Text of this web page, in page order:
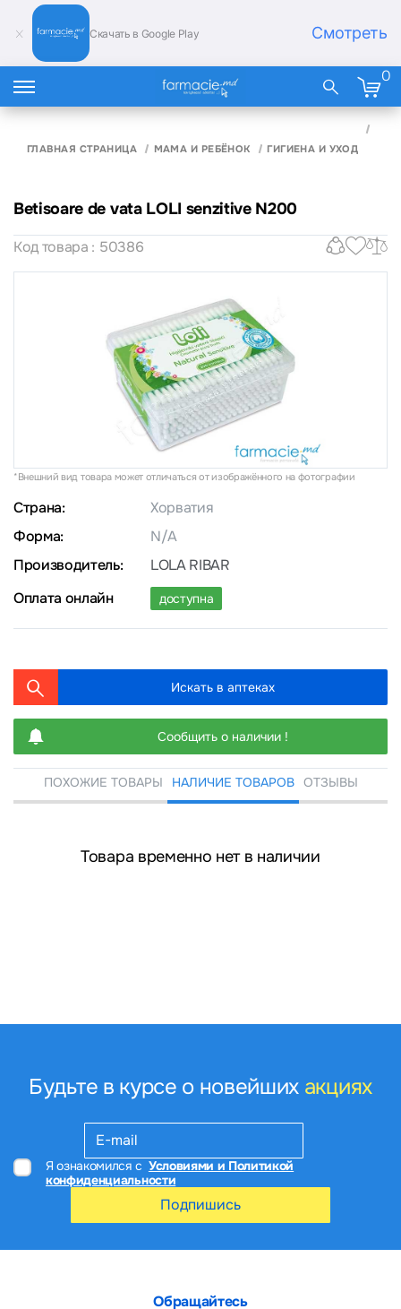
Скачать в Google Play Смотреть
0
ГЛАВНАЯ СТРАНИЦА МАМА И РЕБЁНОК ГИГИЕНА И УХОД
Betisoare de vata LOLI senzitive N200
Код товара : 50386
*Внешний вид товара может отличаться от изображённого на фотографии
Страна:
Хорватия
Форма:
N/A
Производитель:
LOLA RIBAR
Оплата онлайн
доступна
Искать в аптеках
Сообщить о наличии !
ПОХОЖИЕ ТОВАРЫ НАЛИЧИЕ ТОВАРОВ ОТЗЫВЫ
Товара временно нет в наличии
Будьте в курсе о новейших акциях
Я ознакомился с Условиями и Политикой
конфиденциальности
Подпишись
Обращайтесь